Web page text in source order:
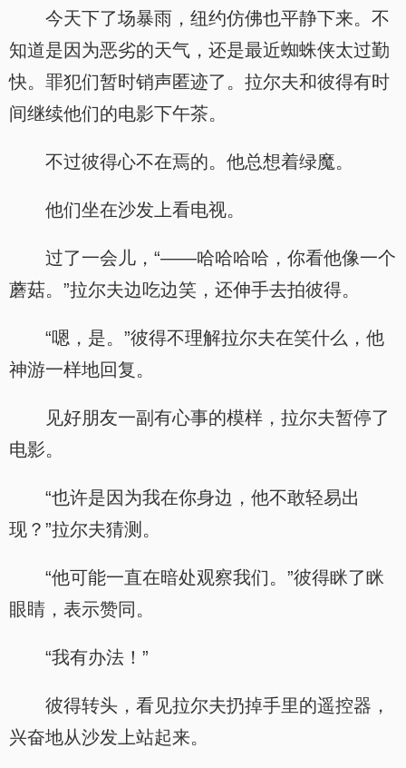
今天下了场暴雨，纽约仿佛也平静下来。不
知道是因为恶劣的天气，还是最近蜘蛛侠太过勤
快。罪犯们暂时销声匿迹了。拉尔夫和彼得有时
间继续他们的电影下午茶。
不过彼得心不在焉的。他总想着绿魔。
他们坐在沙发上看电视。
过了一会儿，“——哈哈哈哈，你看他像一个
蘑菇。”拉尔夫边吃边笑，还伸手去拍彼得。
“嗯，是。”彼得不理解拉尔夫在笑什么，他
神游一样地回复。
见好朋友一副有心事的模样，拉尔夫暂停了
电影。
“也许是因为我在你身边，他不敢轻易出
现？”拉尔夫猜测。
“他可能一直在暗处观察我们。”彼得眯了眯
眼睛，表示赞同。
“我有办法！”
彼得转头，看见拉尔夫扔掉手里的遥控器，
兴奋地从沙发上站起来。